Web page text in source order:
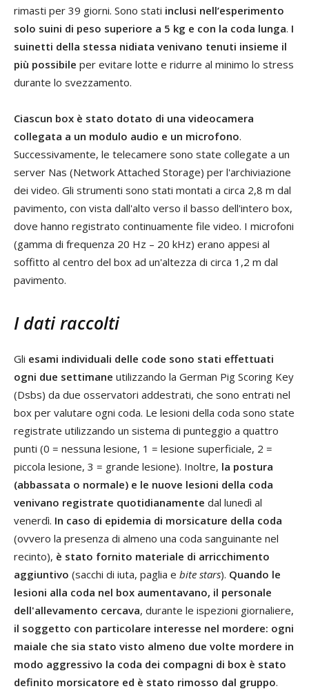
rimasti per 39 giorni. Sono stati inclusi nell’esperimento
solo suini di peso superiore a 5 kg e con la coda lunga. I
suinetti della stessa nidiata venivano tenuti insieme il
più possibile per evitare lotte e ridurre al minimo lo stress
durante lo svezzamento.
Ciascun box è stato dotato di una videocamera
collegata a un modulo audio e un microfono.
Successivamente, le telecamere sono state collegate a un
server Nas (Network Attached Storage) per l'archiviazione
dei video. Gli strumenti sono stati montati a circa 2,8 m dal
pavimento, con vista dall'alto verso il basso dell'intero box,
dove hanno registrato continuamente file video. I microfoni
(gamma di frequenza 20 Hz – 20 kHz) erano appesi al
soffitto al centro del box ad un'altezza di circa 1,2 m dal
pavimento.
I dati raccolti
Gli esami individuali delle code sono stati effettuati
ogni due settimane utilizzando la German Pig Scoring Key
(Dsbs) da due osservatori addestrati, che sono entrati nel
box per valutare ogni coda. Le lesioni della coda sono state
registrate utilizzando un sistema di punteggio a quattro
punti (0 = nessuna lesione, 1 = lesione superficiale, 2 =
piccola lesione, 3 = grande lesione). Inoltre, la postura
(abbassata o normale) e le nuove lesioni della coda
venivano registrate quotidianamente dal lunedì al
venerdì. In caso di epidemia di morsicature della coda
(ovvero la presenza di almeno una coda sanguinante nel
recinto), è stato fornito materiale di arricchimento
aggiuntivo (sacchi di iuta, paglia e bite stars). Quando le
lesioni alla coda nel box aumentavano, il personale
dell'allevamento cercava, durante le ispezioni giornaliere,
il soggetto con particolare interesse nel mordere: ogni
maiale che sia stato visto almeno due volte mordere in
modo aggressivo la coda dei compagni di box è stato
definito morsicatore ed è stato rimosso dal gruppo.